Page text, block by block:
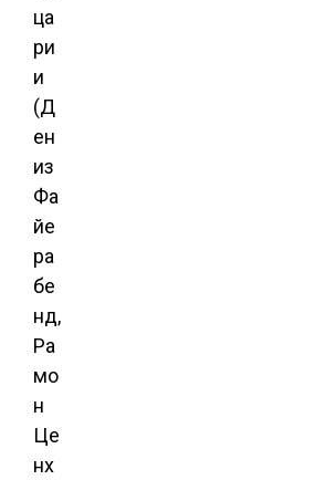
ца
ри
и
(Д
ен
из
Фа
йе
ра
бе
нд,
Ра
мо
н
Це
нх